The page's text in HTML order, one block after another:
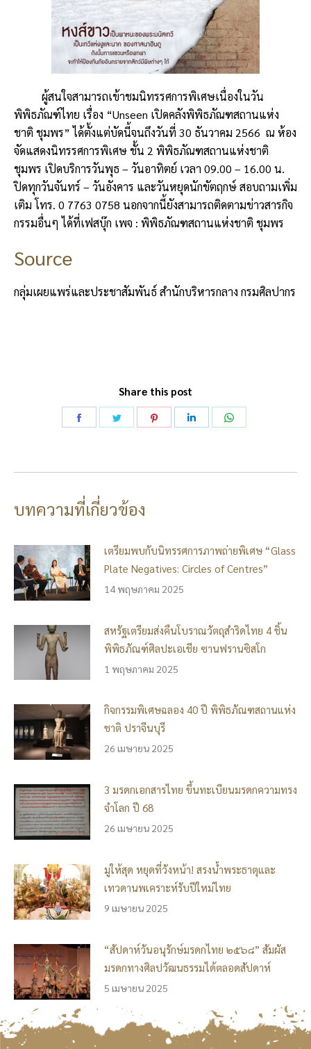
ผู้สนใจสามารถเข้าชมนิทรรศการพิเศษเนื่องในวัน
พิพิธภัณฑ์ไทย เรื่อง “Unseen เปิดคลังพิพิธภัณฑสถานแห่ง
ชาติ ชุมพร” ได้ตั้งแต่บัดนี้จนถึงวันที่ 30 ธันวาคม 2566 ณ ห้อง
จัดแสดงนิทรรศการพิเศษ ชั้น 2 พิพิธภัณฑสถานแห่งชาติ
ชุมพร เปิดบริการวันพุธ – วันอาทิตย์ เวลา 09.00 – 16.00 น.
ปิดทุกวันจันทร์ – วันอังคาร และวันหยุดนักขัตฤกษ์ สอบถามเพิ่ม
เติม โทร. 0 7763 0758 นอกจากนี้ยังสามารถติดตามข่าวสารกิจ
กรรมอื่นๆ ได้ที่เฟสบุ๊ก เพจ : พิพิธภัณฑสถานแห่งชาติ ชุมพร
Source
กลุ่มเผยแพร่และประชาสัมพันธ์ สำนักบริหารกลาง กรมศิลปากร
Share this post
บทความที่เกี่ยวข้อง
เตรียมพบกับนิทรรศการภาพถ่ายพิเศษ “Glass
Plate Negatives: Circles of Centres”
14 พฤษภาคม 2025
สหรัฐเตรียมส่งคืนโบราณวัตถุสำริดไทย 4 ชิ้น
พิพิธภัณฑ์ศิลปะเอเชีย ซานฟรานซิสโก
1 พฤษภาคม 2025
กิจกรรมพิเศษฉลอง 40 ปี พิพิธภัณฑสถานแห่ง
ชาติ ปราจีนบุรี
26 เมษายน 2025
3 มรดกเอกสารไทย ขึ้นทะเบียนมรดกความทรง
จำโลก ปี 68
26 เมษายน 2025
มูให้สุด หยุดที่วังหน้า! สรงน้ำพระธาตุและ
เทวดานพเคราะห์รับปีใหม่ไทย
9 เมษายน 2025
“สัปดาห์วันอนุรักษ์มรดกไทย ๒๕๖๘” สัมผัส
มรดกทางศิลปวัฒนธรรมได้ตลอดสัปดาห์
5 เมษายน 2025